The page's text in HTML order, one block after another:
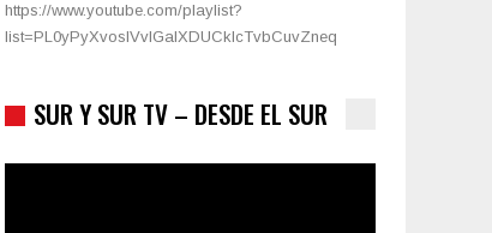
https://www.youtube.com/playlist?
list=PL0yPyXvoslVvIGalXDUCklcTvbCuvZneq
SUR Y SUR TV – DESDE EL SUR